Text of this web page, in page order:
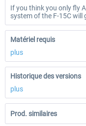
If you think you only fly
system of the F-15C will
Matériel requis
plus
Historique des versions
plus
Prod. similaires